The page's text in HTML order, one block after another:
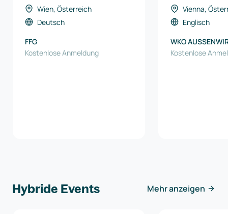
Wien, Österreich
Deutsch
FFG
Kostenlose Anmeldung
Vienna,
Englisch
WKO
AUSTRIA
Kostenlose
Hybride Events Mehr anzeigen